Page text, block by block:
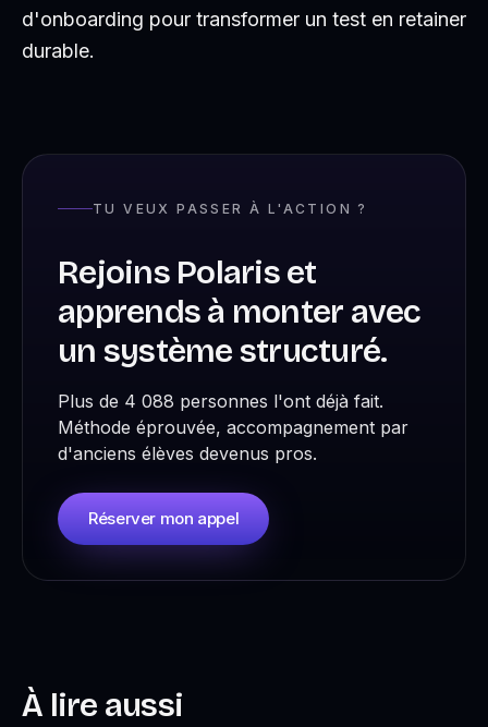
d'onboarding pour transformer un test en retainer
durable.
TU VEUX PASSER À L'ACTION ?
Rejoins Polaris et
apprends à monter avec
un système structuré.
Plus de 4 088 personnes l'ont déjà fait.
Méthode éprouvée, accompagnement par
d'anciens élèves devenus pros.
Réserver mon appel
À lire aussi